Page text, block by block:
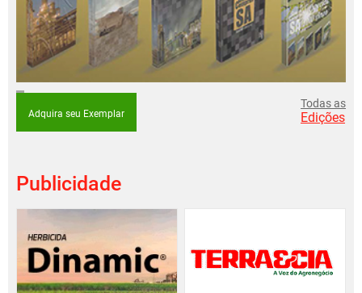
Adquira seu Exemplar
Todas as
Edições
Publicidade